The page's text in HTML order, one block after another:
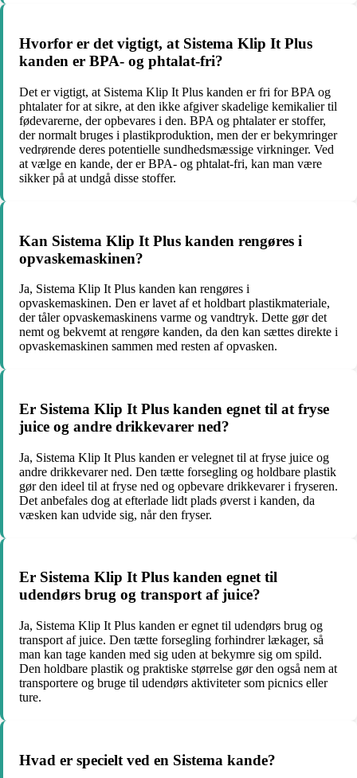
Hvorfor er det vigtigt, at Sistema Klip It Plus
kanden er BPA- og phtalat-fri?
Det er vigtigt, at Sistema Klip It Plus kanden er fri for BPA og
phtalater for at sikre, at den ikke afgiver skadelige kemikalier til
fødevarerne, der opbevares i den. BPA og phtalater er stoffer,
der normalt bruges i plastikproduktion, men der er bekymringer
vedrørende deres potentielle sundhedsmæssige virkninger. Ved
at vælge en kande, der er BPA- og phtalat-fri, kan man være
sikker på at undgå disse stoffer.
Kan Sistema Klip It Plus kanden rengøres i
opvaskemaskinen?
Ja, Sistema Klip It Plus kanden kan rengøres i
opvaskemaskinen. Den er lavet af et holdbart plastikmateriale,
der tåler opvaskemaskinens varme og vandtryk. Dette gør det
nemt og bekvemt at rengøre kanden, da den kan sættes direkte i
opvaskemaskinen sammen med resten af opvasken.
Er Sistema Klip It Plus kanden egnet til at fryse
juice og andre drikkevarer ned?
Ja, Sistema Klip It Plus kanden er velegnet til at fryse juice og
andre drikkevarer ned. Den tætte forsegling og holdbare plastik
gør den ideel til at fryse ned og opbevare drikkevarer i fryseren.
Det anbefales dog at efterlade lidt plads øverst i kanden, da
væsken kan udvide sig, når den fryser.
Er Sistema Klip It Plus kanden egnet til
udendørs brug og transport af juice?
Ja, Sistema Klip It Plus kanden er egnet til udendørs brug og
transport af juice. Den tætte forsegling forhindrer lækager, så
man kan tage kanden med sig uden at bekymre sig om spild.
Den holdbare plastik og praktiske størrelse gør den også nem at
transportere og bruge til udendørs aktiviteter som picnics eller
ture.
Hvad er specielt ved en Sistema kande?